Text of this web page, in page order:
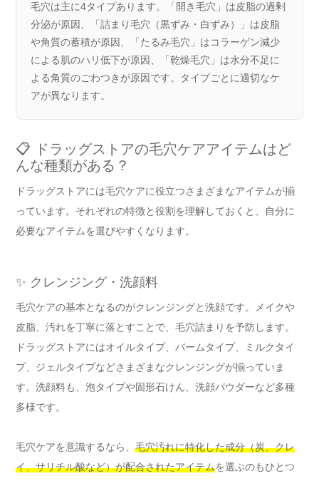
毛穴は主に4タイプあります。「開き毛穴」は皮脂の過剰
分泌が原因、「詰まり毛穴（黒ずみ・白ずみ）」は皮脂
や角質の蓄積が原因、「たるみ毛穴」はコラーゲン減少
による肌のハリ低下が原因、「乾燥毛穴」は水分不足に
よる角質のごわつきが原因です。タイプごとに適切なケ
アが異なります。
📋 ドラッグストアの毛穴ケアアイテムはど
んな種類がある？
ドラッグストアには毛穴ケアに役立つさまざまなアイテムが揃
っています。それぞれの特徴と役割を理解しておくと、自分に
必要なアイテムを選びやすくなります。
✨ クレンジング・洗顔料
毛穴ケアの基本となるのがクレンジングと洗顔です。メイクや
皮脂、汚れを丁寧に落とすことで、毛穴詰まりを予防します。
ドラッグストアにはオイルタイプ、バームタイプ、ミルクタイ
プ、ジェルタイプなどさまざまなクレンジングが揃っていま
す。洗顔料も、泡タイプや固形石けん、洗顔パウダーなど多種
多様です。
毛穴ケアを意識するなら、 毛穴汚れに特化した成分（炭、クレ
イ、サリチル酸など）が配合されたアイテムを選ぶのもひとつ